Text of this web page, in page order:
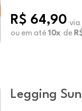
R$ 64,90 via
ou em até 10x de
Legging